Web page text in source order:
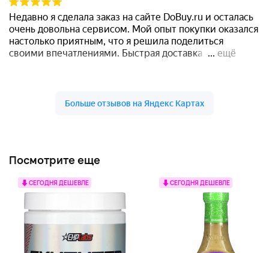
Посмотрите еще
СЕГОДНЯ ДЕШЕВЛЕ СЕГОДНЯ ДЕШЕВЛЕ